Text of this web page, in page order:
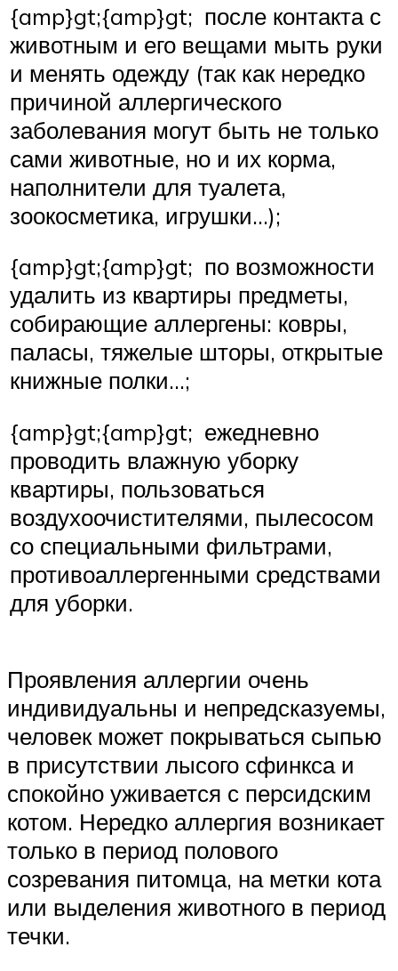
{amp}gt;{amp}gt; после контакта с
животным и его вещами мыть руки
и менять одежду (так как нередко
причиной аллергического
заболевания могут быть не только
сами животные, но и их корма,
наполнители для туалета,
зоокосметика, игрушки…);
{amp}gt;{amp}gt; по возможности
удалить из квартиры предметы,
собирающие аллергены: ковры,
паласы, тяжелые шторы, открытые
книжные полки…;
{amp}gt;{amp}gt; ежедневно
проводить влажную уборку
квартиры, пользоваться
воздухоочистителями, пылесосом
со специальными фильтрами,
противоаллергенными средствами
для уборки.
Проявления аллергии очень
индивидуальны и непредсказуемы,
человек может покрываться сыпью
в присутствии лысого сфинкса и
спокойно уживается с персидским
котом. Нередко аллергия возникает
только в период полового
созревания питомца, на метки кота
или выделения животного в период
течки.